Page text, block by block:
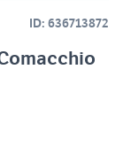
ID: 636713872